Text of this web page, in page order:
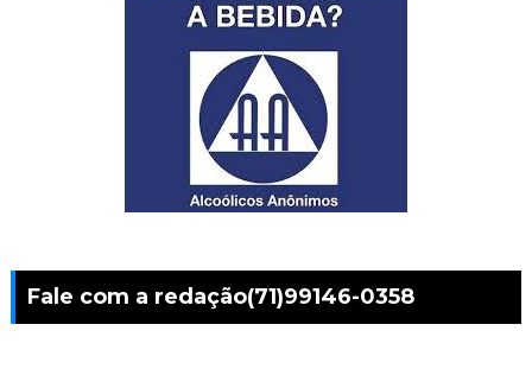
Fale com a redação(71)99146-0358